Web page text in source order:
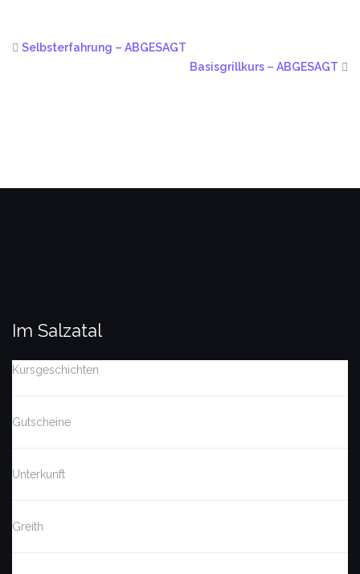
Selbsterfahrung – ABGESAGT
Basisgrillkurs – ABGESAGT
Im Salzatal
Kursgeschichten
Gutscheine
Unterkunft
Greith